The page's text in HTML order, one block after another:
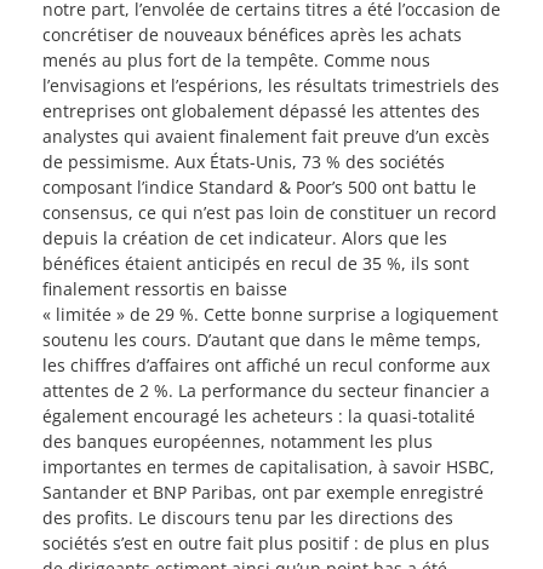
notre part, l’envolée de certains titres a été l’occasion de
concrétiser de nouveaux bénéfices après les achats
menés au plus fort de la tempête. Comme nous
l’envisagions et l’espérions, les résultats trimestriels des
entreprises ont globalement dépassé les attentes des
analystes qui avaient finalement fait preuve d’un excès
de pessimisme. Aux États-Unis, 73 % des sociétés
composant l’indice Standard & Poor’s 500 ont battu le
consensus, ce qui n’est pas loin de constituer un record
depuis la création de cet indicateur. Alors que les
bénéfices étaient anticipés en recul de 35 %, ils sont
finalement ressortis en baisse
« limitée » de 29 %. Cette bonne surprise a logiquement
soutenu les cours. D’autant que dans le même temps,
les chiffres d’affaires ont affiché un recul conforme aux
attentes de 2 %. La performance du secteur financier a
également encouragé les acheteurs : la quasi-totalité
des banques européennes, notamment les plus
importantes en termes de capitalisation, à savoir HSBC,
Santander et BNP Paribas, ont par exemple enregistré
des profits. Le discours tenu par les directions des
sociétés s’est en outre fait plus positif : de plus en plus